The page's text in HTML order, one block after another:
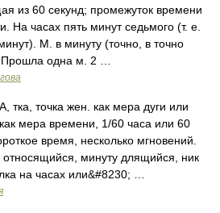
из 60 секунд; промежуток времени
На часах пять минут седьмого (т. е.
М. в минуту (точно, в точно
Прошла одна м. 2 …
точка жен. как мера дуги или
мера времени, 1/60 часа или 60
время, несколько мгновений.
минуту длящийся, ник
на часах или&#8230; …